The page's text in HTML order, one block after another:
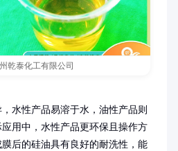
乾泰化工有限公司
水性产品易溶于水，油性产品则
用中，水性产品更环保且操作方
后的硅油具有良好的耐洗性，能